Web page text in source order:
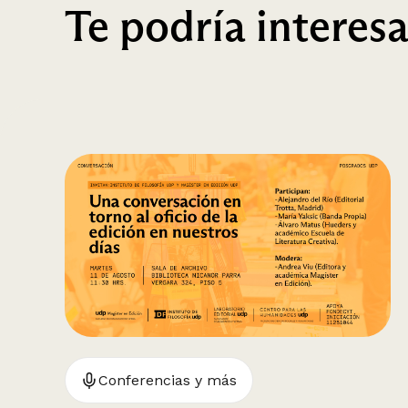
Te podría
Conferencias y más